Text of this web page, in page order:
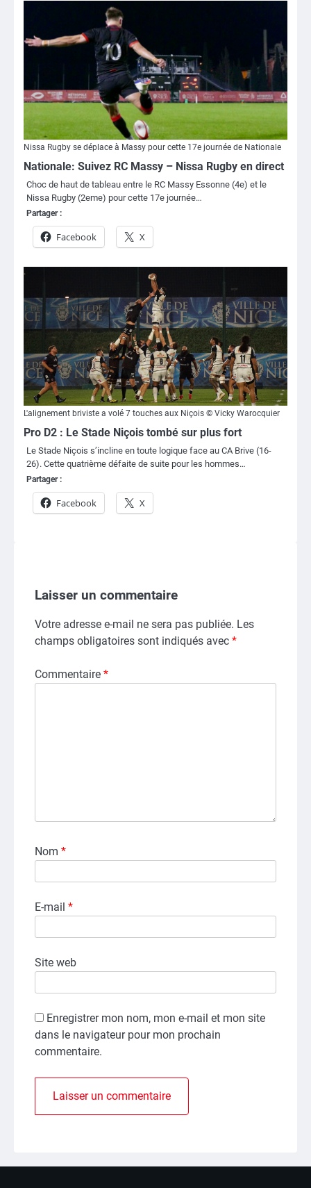
Nissa Rugby se déplace à Massy pour cette 17e journée de Nationale
Nationale: Suivez RC Massy – Nissa Rugby en direct
Choc de haut de tableau entre le RC Massy Essonne (4e) et le
Nissa Rugby (2eme) pour cette 17e journée…
Partager :
Facebook X
L'alignement briviste a volé 7 touches aux Niçois © Vicky Warocquier
Pro D2 : Le Stade Niçois tombé sur plus fort
Le Stade Niçois s’incline en toute logique face au CA Brive (16-
26). Cette quatrième défaite de suite pour les hommes…
Partager :
Facebook X
Laisser un commentaire
Votre adresse e-mail ne sera pas publiée. Les
champs obligatoires sont indiqués avec *
Commentaire *
Nom *
E-mail *
Site web
Enregistrer mon nom, mon e-mail et mon site
dans le navigateur pour mon prochain
commentaire.